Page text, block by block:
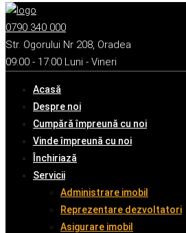
0790 340 000
Str. Ogorului Nr 208, Oradea
09:00 - 17:00 Luni - Vineri
Acasă
Despre noi
Cumpără împreună cu noi
Vinde împreună cu noi
Închiriază
Servicii
Administrare imobil
Reprezentare dezvoltatori
Asigurare imobil